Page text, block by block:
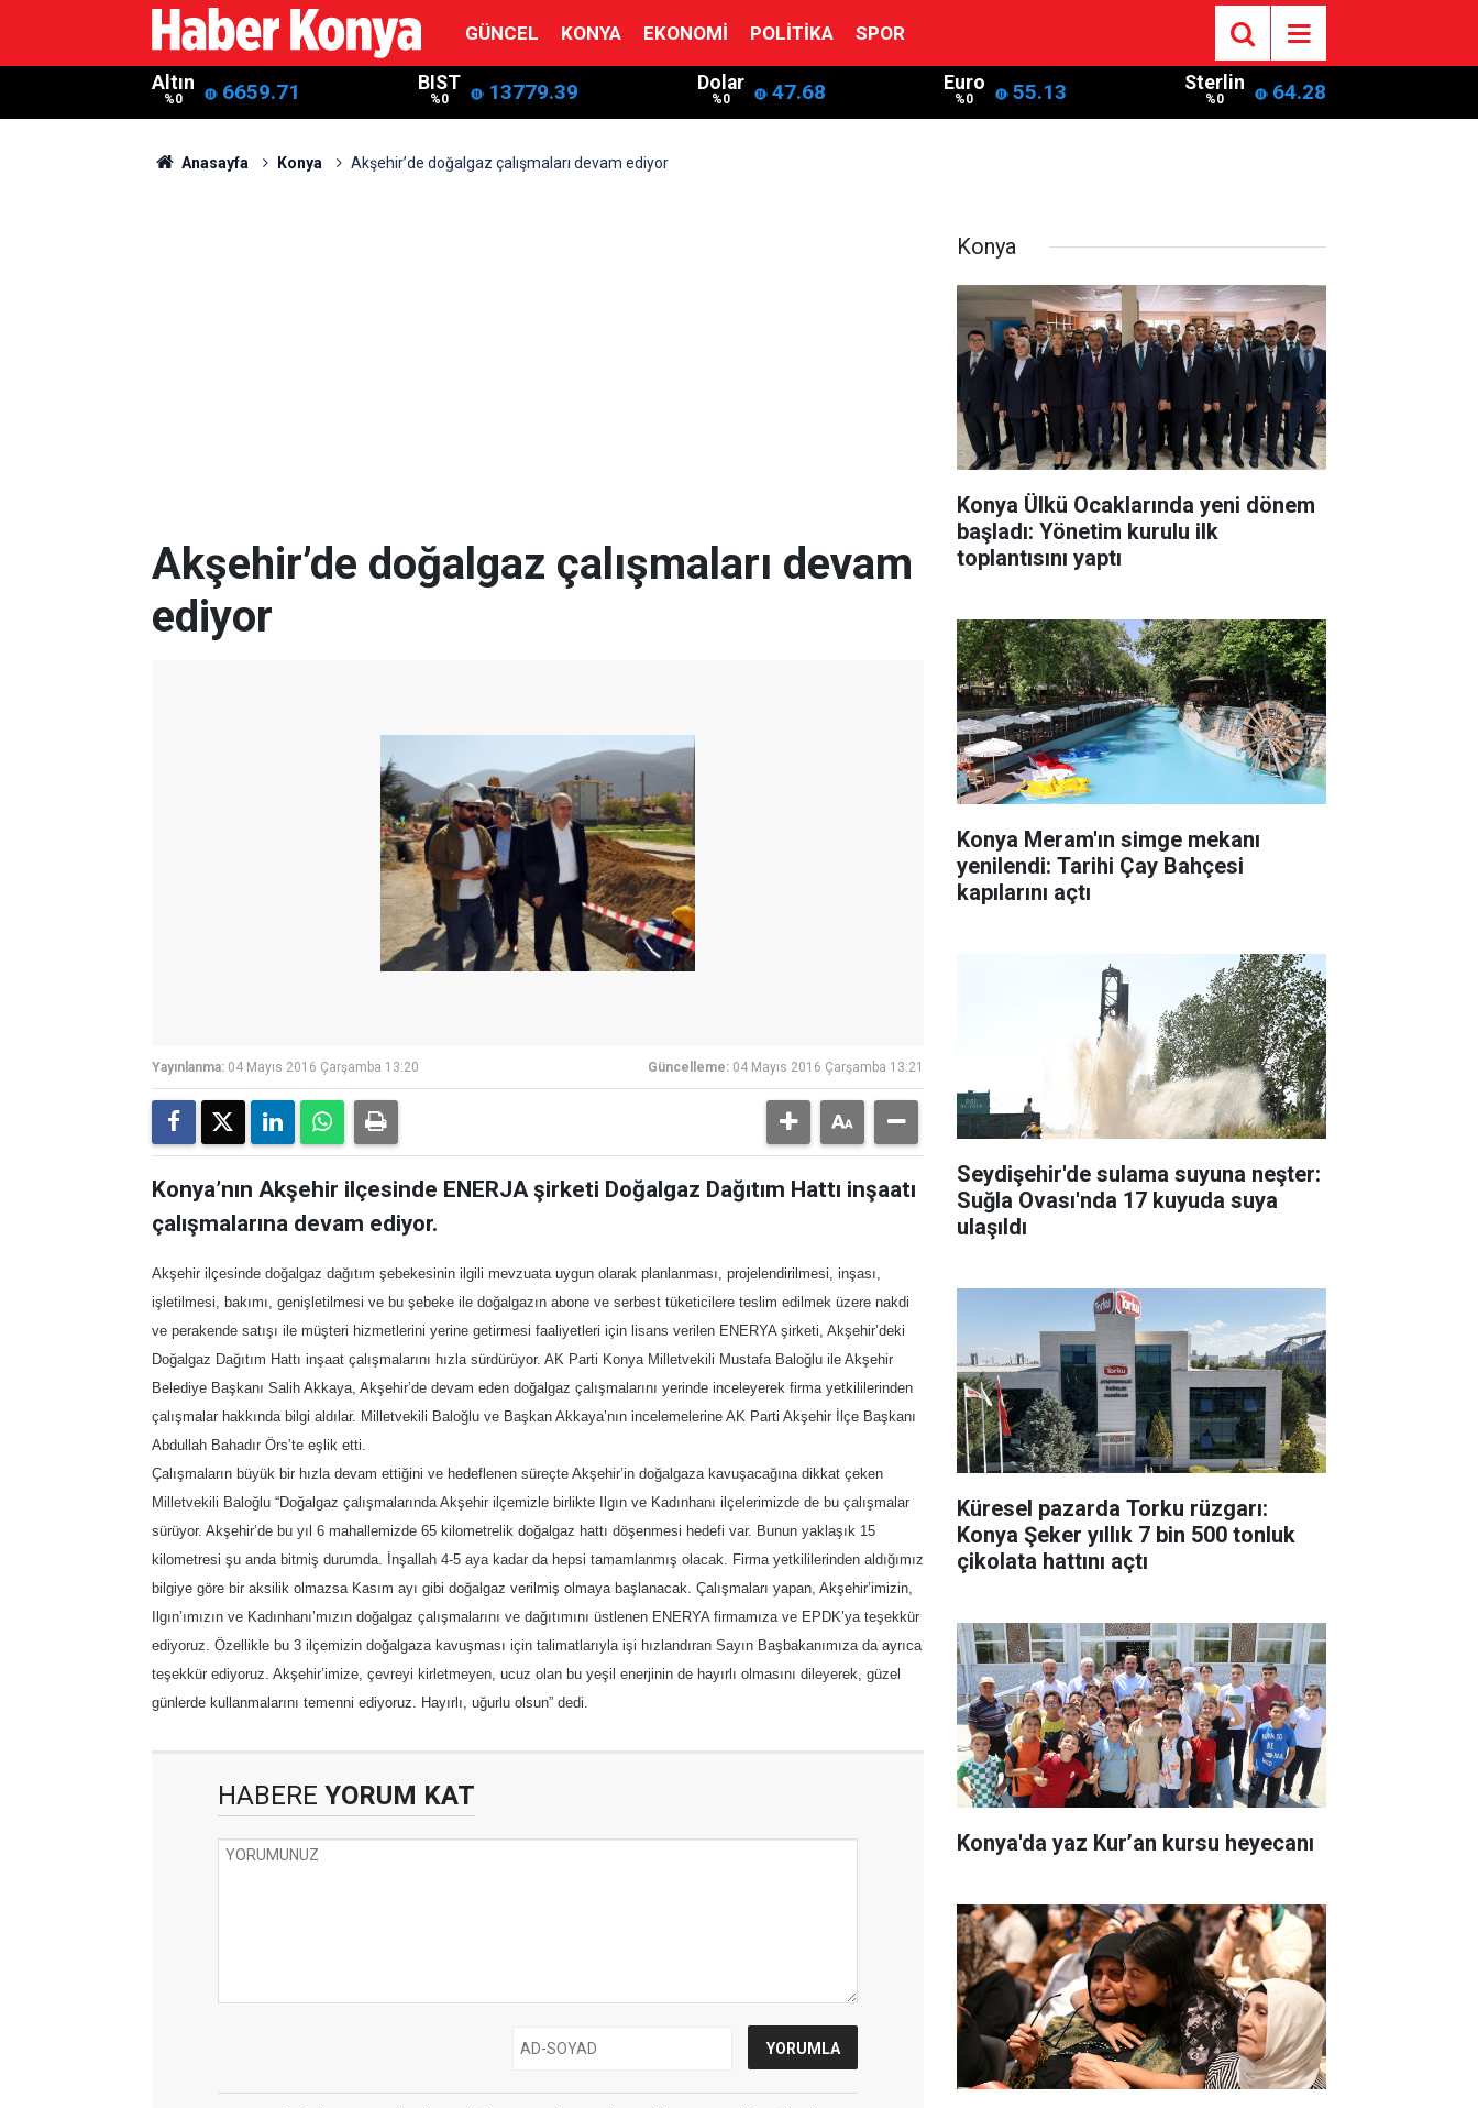
GÜNCEL KONYA EKONOMI POLITIKA SPOR
Altın
%0 6659.71 BIST
%0 13779.39 Dolar
%0 47.68 Euro
%0 55.13 Sterlin
%0 64.28
Anasayfa Konya Akşehir’de doğalgaz çalışmaları devam ediyor
Akşehir’de doğalgaz çalışmaları devam
ediyor
Yayınlanma: 04 Mayıs 2016 Çarşamba 13:20 Güncelleme: 04 Mayıs 2016 Çarşamba 13:21
Konya’nın Akşehir ilçesinde ENERJA şirketi Doğalgaz Dağıtım Hattı inşaatı
çalışmalarına devam ediyor.
Akşehir ilçesinde doğalgaz dağıtım şebekesinin ilgili mevzuata uygun olarak planlanması, projelendirilmesi, inşası,
işletilmesi, bakımı, genişletilmesi ve bu şebeke ile doğalgazın abone ve serbest tüketicilere teslim edilmek üzere nakdi
ve perakende satışı ile müşteri hizmetlerini yerine getirmesi faaliyetleri için lisans verilen ENERYA şirketi, Akşehir’deki
Doğalgaz Dağıtım Hattı inşaat çalışmalarını hızla sürdürüyor. AK Parti Konya Milletvekili Mustafa Baloğlu ile Akşehir
Belediye Başkanı Salih Akkaya, Akşehir’de devam eden doğalgaz çalışmalarını yerinde inceleyerek firma yetkililerinden
çalışmalar hakkında bilgi aldılar. Milletvekili Baloğlu ve Başkan Akkaya’nın incelemelerine AK Parti Akşehir İlçe Başkanı
Abdullah Bahadır Örs’te eşlik etti.
Çalışmaların büyük bir hızla devam ettiğini ve hedeflenen süreçte Akşehir’in doğalgaza kavuşacağına dikkat çeken
Milletvekili Baloğlu “Doğalgaz çalışmalarında Akşehir ilçemizle birlikte Ilgın ve Kadınhanı ilçelerimizde de bu çalışmalar
sürüyor. Akşehir’de bu yıl 6 mahallemizde 65 kilometrelik doğalgaz hattı döşenmesi hedefi var. Bunun yaklaşık 15
kilometresi şu anda bitmiş durumda. İnşallah 4-5 aya kadar da hepsi tamamlanmış olacak. Firma yetkililerinden aldığımız
bilgiye göre bir aksilik olmazsa Kasım ayı gibi doğalgaz verilmiş olmaya başlanacak. Çalışmaları yapan, Akşehir’imizin,
Ilgın’ımızın ve Kadınhanı’mızın doğalgaz çalışmalarını ve dağıtımını üstlenen ENERYA firmamıza ve EPDK’ya teşekkür
ediyoruz. Özellikle bu 3 ilçemizin doğalgaza kavuşması için talimatlarıyla işi hızlandıran Sayın Başbakanımıza da ayrıca
teşekkür ediyoruz. Akşehir’imize, çevreyi kirletmeyen, ucuz olan bu yeşil enerjinin de hayırlı olmasını dileyerek, güzel
günlerde kullanmalarını temenni ediyoruz. Hayırlı, uğurlu olsun” dedi.
HABERE YORUM KAT
Konya
Konya Ülkü Ocaklarında yeni dönem
başladı: Yönetim kurulu ilk
toplantısını yaptı
Konya Meram'ın simge mekanı
yenilendi: Tarihi Çay Bahçesi
kapılarını açtı
Seydişehir'de sulama suyuna neşter:
Suğla Ovası'nda 17 kuyuda suya
ulaşıldı
Küresel pazarda Torku rüzgarı:
Konya Şeker yıllık 7 bin 500 tonluk
çikolata hattını açtı
Konya'da yaz Kur’an kursu heyecanı